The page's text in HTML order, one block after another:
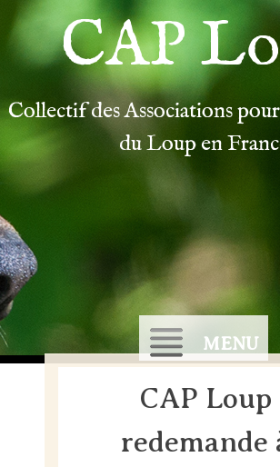
CAP
Collectif des Associations
du Loup en
MENU
Skip
to
content
CAP Loup
redemande